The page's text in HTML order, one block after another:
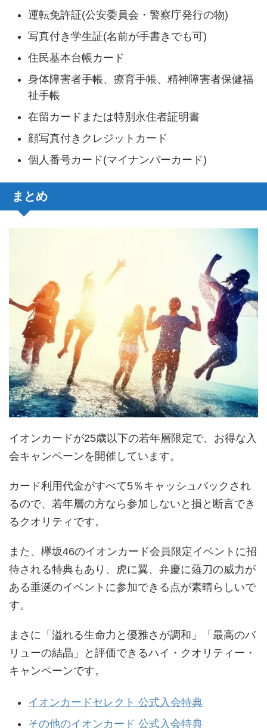
運転免許証(公安委員会・警察庁発行の物)
写真付き学生証(名前が手書きでも可)
住民基本台帳カード
身体障害者手帳、療育手帳、精神障害者保健福
祉手帳
在留カードまたは特別永住者証明書
顔写真付きクレジットカード
個人番号カード(マイナンバーカード)
まとめ
イオンカードが25歳以下の若年層限定で、お得な入
会キャンペーンを開催しています。
カード利用代金がすべて5％キャッシュバックされ
るので、若年層の方なら参加しないと損と断言でき
るクオリティです。
また、欅坂46のイオンカード会員限定イベントに招
待される特典もあり、虎に翼、弁慶に薙刀の威力が
ある垂涎のイベントに参加できる点が素晴らしいで
す。
まさに「溢れる生命力と優雅さが調和」「最高のバ
リューの結晶」と評価できるハイ・クオリティー・
キャンペーンです。
イオンカードセレクト 公式入会特典
その他のイオンカード 公式入会特典